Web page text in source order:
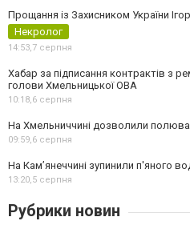
Прощання із Захисником України
Некролог
14:53,7 серпня
Хабар за підписання контрактів з
голови Хмельницької ОВА
10:18,6 серпня
На Хмельниччині дозволили
09:59,6 серпня
На Камʼянеччині зупинили п'яного
13:20,5 серпня
Рубрики новин